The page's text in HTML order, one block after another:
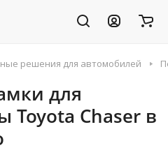
решения для автомобилей
для
Toyota Chaser в